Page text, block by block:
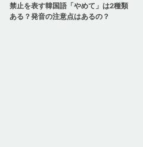
禁止を表す韓国語「やめて」は2種類
ある？発音の注意点はあるの？